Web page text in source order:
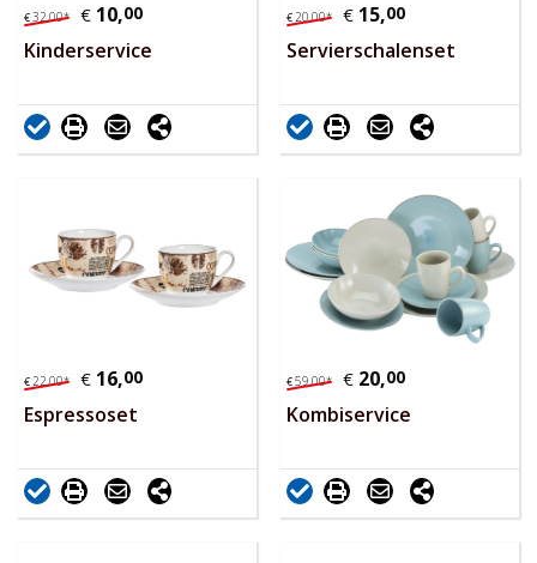
€32,00* € 10,00
Kinderservice
€20,00* € 15,00
Servierschalenset
€22,00* € 16,00
Espressoset
€59,00* € 20,00
Kombiservice